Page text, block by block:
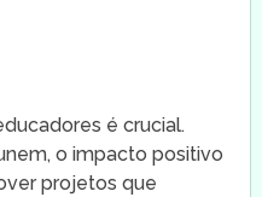
é crucial.
o impacto positivo
projetos que